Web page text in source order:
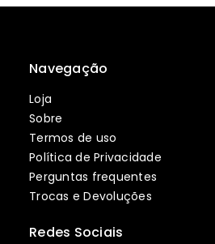
Navegação
Loja
Sobre
Termos de uso
Política de Privacidade
Perguntas frequentes
Trocas e Devoluções
Redes Sociais